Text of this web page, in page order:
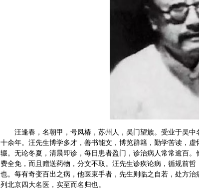
汪逢春，名朝甲，号凤椿，苏州人，吴门望族。受业于吴
十余年。汪先生博学多才，善书能文，博览群籍，勤学苦读，
辍。无论冬夏，清晨即诊，每日患者盈门，诊治病人常常逾百
费全免，而且赠送药物，分文不取。汪先生诊疾论病，循规前哲
也。每有奇变百出之病，他医束手者，先生则临之自若，处方
列北京四大名医，实至而名归也。